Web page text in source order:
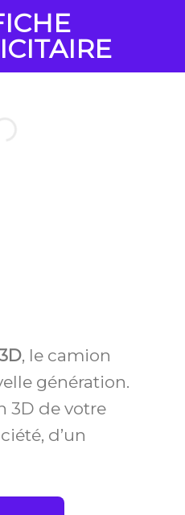
, le camion
génération.
3D de votre
d’un